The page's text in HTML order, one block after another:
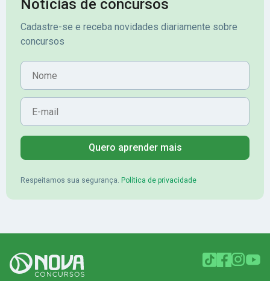
Notícias de concursos
Cadastre-se e receba novidades diariamente sobre
concursos
Nome
E-mail
Quero aprender mais
Respeitamos sua segurança. Política de privacidade